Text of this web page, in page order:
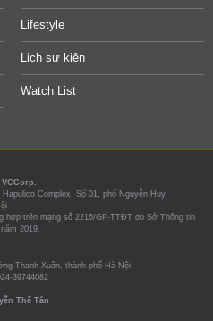
Lifestyle
Lịch sự kiện
Watch List
Complex, Số 01, phố Nguyễn Huy
hợp trên mạng số 2216/GP-TTĐT do Sở Thông tin
2019.
Thanh Xuân, thành phố Hà Nội
39744082
Thế Tân